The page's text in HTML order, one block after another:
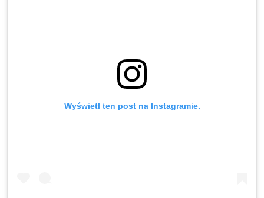
Wyświetl ten post na Instagramie.